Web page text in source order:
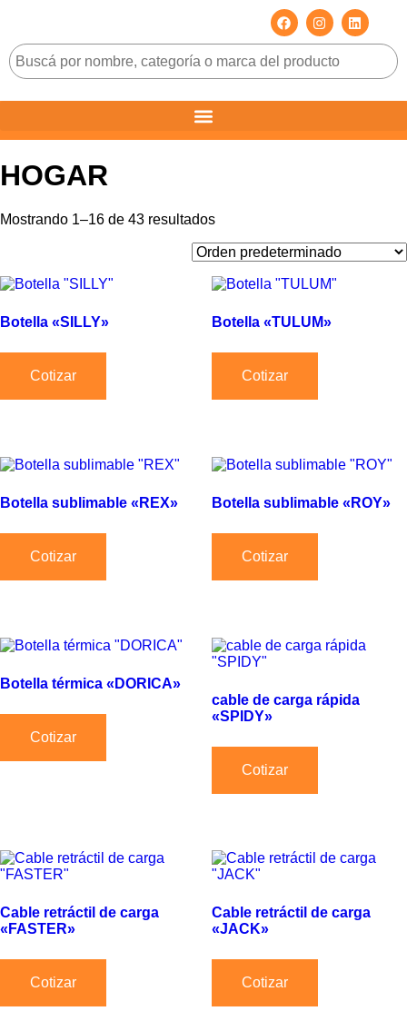
HOGAR
Mostrando 1–16 de 43 resultados
Botella «SILLY»
Cotizar
Botella «TULUM»
Cotizar
Botella sublimable «REX»
Cotizar
Botella sublimable «ROY»
Cotizar
Botella térmica «DORICA»
Cotizar
cable de carga rápida
«SPIDY»
Cotizar
Cable retráctil de carga
«FASTER»
Cotizar
Cable retráctil de carga
«JACK»
Cotizar